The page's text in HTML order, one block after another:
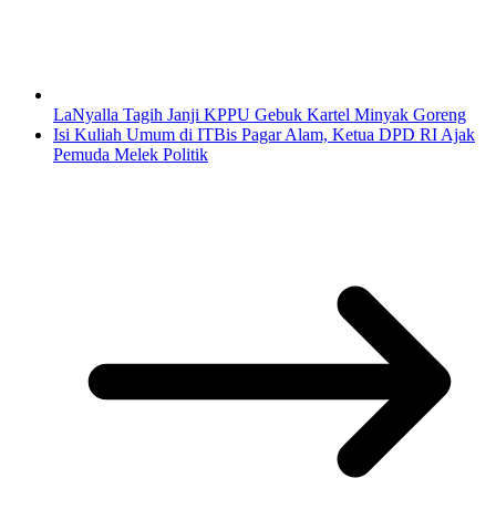
LaNyalla Tagih Janji KPPU Gebuk Kartel Minyak Goreng
Isi Kuliah Umum di ITBis Pagar Alam, Ketua DPD RI Ajak
Pemuda Melek Politik